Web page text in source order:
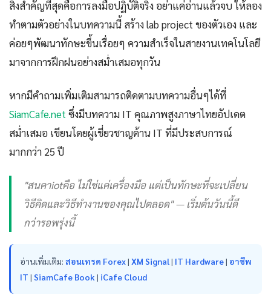
สิ่งสำคัญที่สุดคือการลงมือปฏิบัติจริง อย่าแค่อ่านแล้วจบ ให้ลอง
ทำตามตัวอย่างในบทความนี้ สร้าง lab project ของตัวเอง และ
ค่อยๆพัฒนาทักษะขึ้นเรื่อยๆ ความสำเร็จในสายงานเทคโนโลยี
มาจากการฝึกฝนอย่างสม่ำเสมอทุกวัน
หากมีคำถามเพิ่มเติมสามารถติดตามบทความอื่นๆได้ที่
SiamCafe.net ซึ่งมีบทความ IT คุณภาพสูงภาษาไทยอัปเดต
สม่ำเสมอ เขียนโดยผู้เชี่ยวชาญด้าน IT ที่มีประสบการณ์
มากกว่า 25 ปี
"สนคาiotคือ ไม่ใช่แค่เครื่องมือ แต่เป็นทักษะที่จะเปลี่ยน
วิธีคิดและวิธีทำงานของคุณไปตลอด" — เริ่มต้นวันนี้ดี
กว่ารอพรุ่งนี้
อ่านเพิ่มเติม: สอนเทรด Forex| XM Signal| IT Hardware| อาชีพ
IT | SiamCafe Book | iCafe Cloud